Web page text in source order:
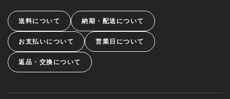
送料について 納期・配送について
お支払いについて 営業日について
返品・交換について